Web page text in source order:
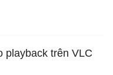
playback trên VLC